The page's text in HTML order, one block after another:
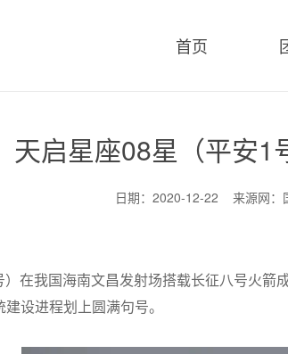
首页
天启星座08星（平安1
日期：2020-12-22 来源网：
在我国海南文昌发射场搭载长征八号火
设进程划上圆满句号。